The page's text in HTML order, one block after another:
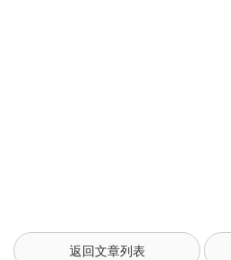
返回文章列表